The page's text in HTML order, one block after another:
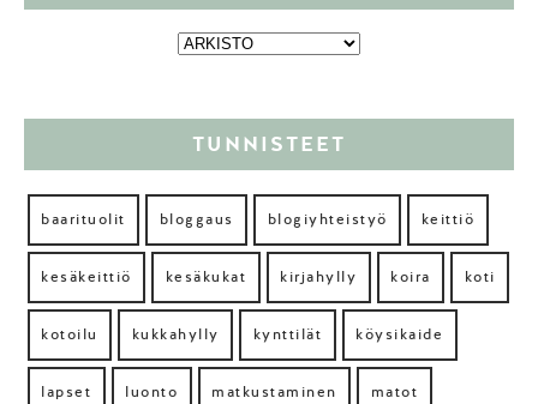
TUNNISTEET
baarituolit bloggaus blogiyhteistyö keittiö
kesäkeittiö kesäkukat kirjahylly koira koti
kotoilu kukkahylly kynttilät köysikaide
lapset luonto matkustaminen matot